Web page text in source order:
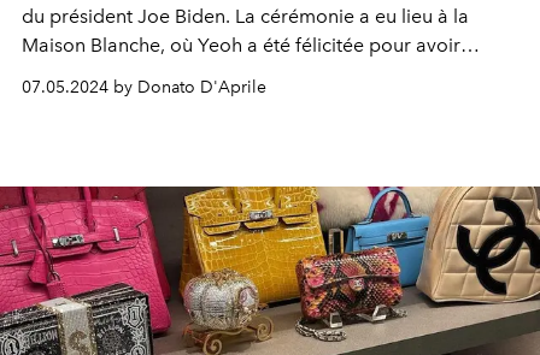
du président Joe Biden. La cérémonie a eu lieu à la
Maison Blanche, où Yeoh a été félicitée pour avoir
surmonté les stéréotypes et pour son impact culturel.
Elle portait une élégante robe de la collection
07.05.2024 by Donato D'Aprile